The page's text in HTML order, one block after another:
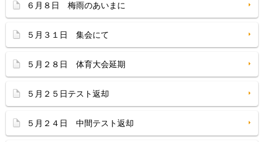
６月８日 梅雨のあいまに
５月３１日 集会にて
５月２８日 体育大会延期
５月２５日テスト返却
５月２４日 中間テスト返却